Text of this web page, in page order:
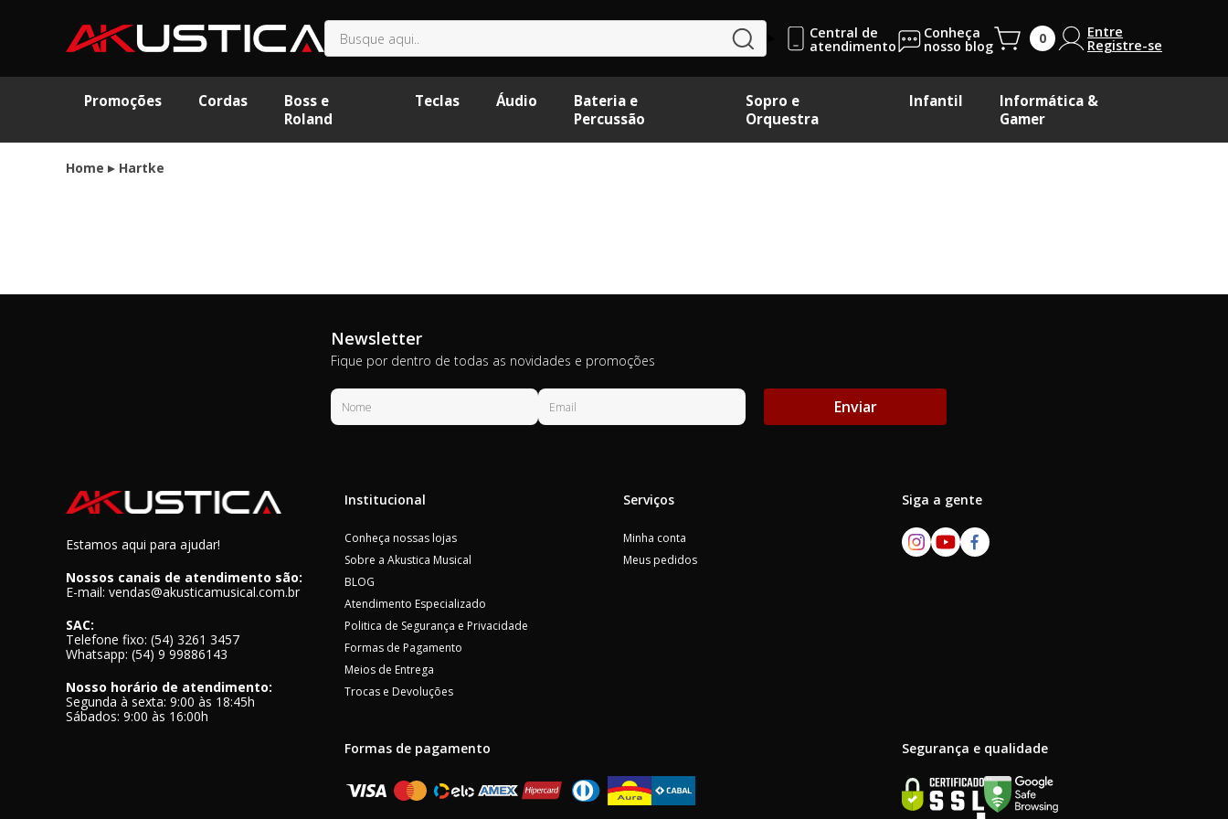
buscar Central de
atendimento
Conheça
nosso blog
Entre
Registre-se
Promoções Cordas
Boss e
Roland
Teclas Áudio
Bateria e
Percussão
Sopro e
Orquestra
Infantil
Informática &
Gamer
Home Hartke
Newsletter
Fique por dentro de todas as novidades e promoções
Enviar
Estamos aqui para ajudar!
Nossos canais de atendimento são:
E-mail: vendas@akusticamusical.com.br
SAC:
Telefone fixo: (54) 3261 3457
Whatsapp: (54) 9 99886143
Nosso horário de atendimento:
Segunda à sexta: 9:00 às 18:45h
Sábados: 9:00 às 16:00h
Institucional
Conheça nossas lojas
Sobre a Akustica Musical
BLOG
Atendimento Especializado
Politica de Segurança e Privacidade
Formas de Pagamento
Meios de Entrega
Trocas e Devoluções
Serviços
Minha conta
Meus pedidos
Formas de pagamento
Siga a gente
Segurança e qualidade